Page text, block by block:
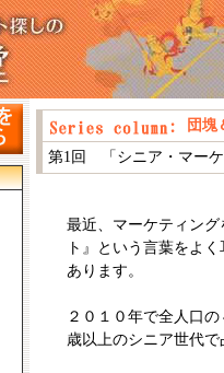
団塊
第1回 「シニア・マー
最近、マーケティン
ト』という言葉をよ
あります。
２０１０年で全人口
歳以上のシニア世代